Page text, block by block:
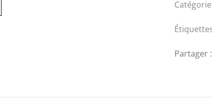
Partager :